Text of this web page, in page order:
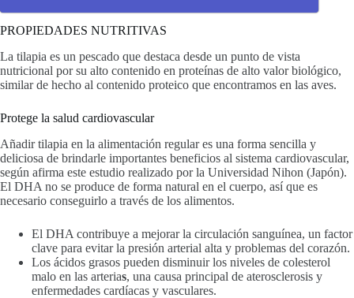
PROPIEDADES NUTRITIVAS
La tilapia es un pescado que destaca desde un punto de vista
nutricional por su alto contenido en proteínas de alto valor biológico,
similar de hecho al contenido proteico que encontramos en las aves.
Protege la salud cardiovascular
Añadir tilapia en la alimentación regular es una forma sencilla y
deliciosa de brindarle importantes beneficios al sistema cardiovascular,
según afirma este estudio realizado por la Universidad Nihon (Japón).
El DHA no se produce de forma natural en el cuerpo, así que es
necesario conseguirlo a través de los alimentos.
El DHA contribuye a mejorar la circulación sanguínea, un factor
clave para evitar la presión arterial alta y problemas del corazón.
Los ácidos grasos pueden disminuir los niveles de colesterol
malo en las arterias, una causa principal de aterosclerosis y
enfermedades cardíacas y vasculares.